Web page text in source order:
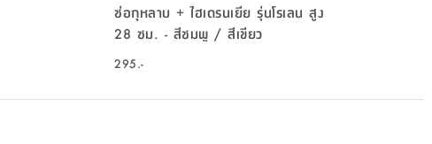
ช่อกุหลาบ + ไฮเดรนเยีย รุ่นโรเลน สูง
28 ซม. - สีชมพู / สีเขียว
295.-